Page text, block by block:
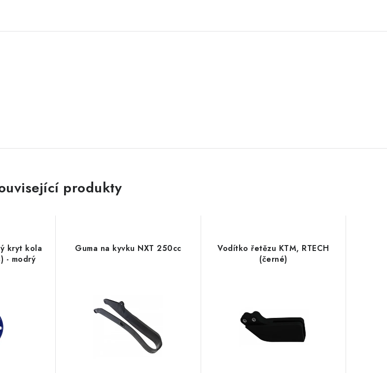
produkty
kryt kola
- modrý
Guma na kyvku NXT 250cc
Vodítko řetězu KTM, RTECH
(černé)